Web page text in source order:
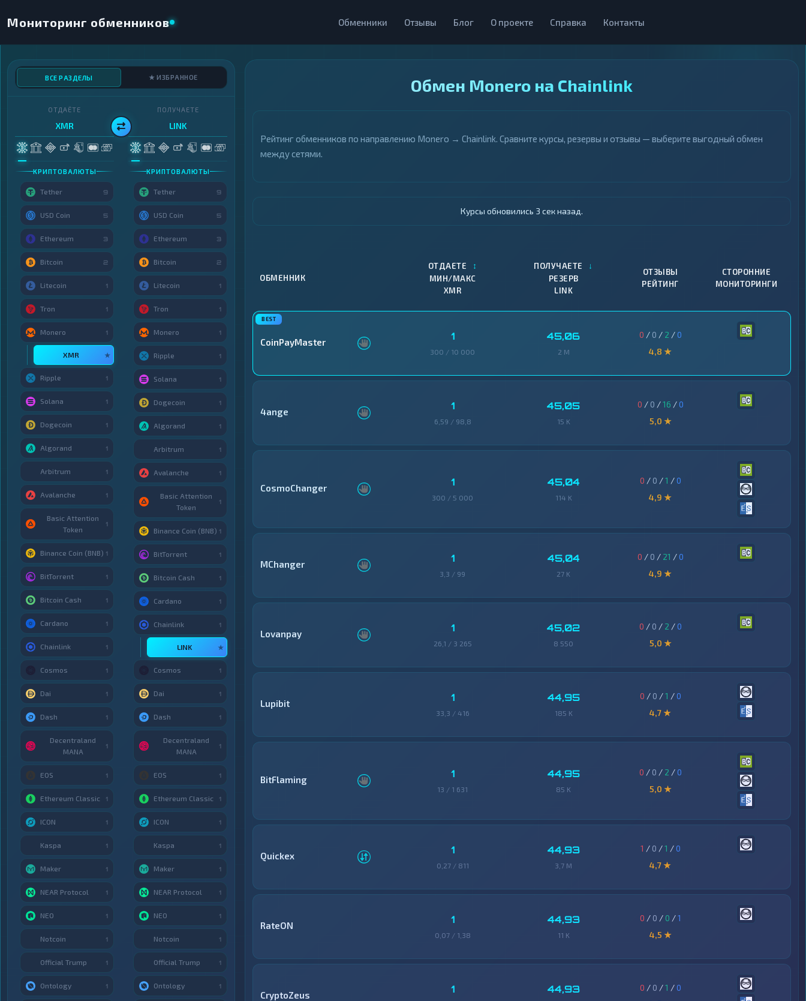
Мониторинг обменников Обменники Отзывы Блог О проекте Справка Контакты
Обмен Monero на Chainlink
Рейтинг обменников по направлению Monero → Chainlink. Сравните курсы, резервы и отзывы — выберите выгодный обмен
между сетями.
Курсы обновились 4 сек назад.
ОБМЕННИК
ОТДАЕТЕ ↕
МИН/МАКС
XMR
ПОЛУЧАЕТЕ ↓
РЕЗЕРВ
LINK
ОТЗЫВЫ
РЕЙТИНГ
СТОРОННИЕ
МОНИТОРИНГИ
CoinPayMaster 1
300 / 10 000
45,06
2 M
0 / 0 / 2 /0
4,8 ★
4ange 1
6,59 / 98,8
45,05
15 K
0 / 0 /16 /0
5,0 ★
CosmoChanger 1
300 / 5 000
45,04
114 K
0 / 0 /1 /0
4,9 ★
MChanger 1
3,3 / 99
45,04
27 K
0 / 0 / 21 /0
4,9 ★
Lovanpay 1
26,1 / 3 265
45,02
8 550
0 / 0 / 2 /0
5,0 ★
Lupibit 1
33,3 / 416
44,95
185 K
0 / 0 /1 /0
4,7 ★
BitFlaming 1
13 / 1 631
44,95
85 K
0 / 0 / 2 /0
5,0 ★
Quickex 1
0,27 / 811
44,93
3,7 M
1 / 0 /1 /0
4,7 ★
RateON 1
0,07 / 1,38
44,93
11 K
0 / 0 / 0 /1
4,5 ★
CryptoZeus 1 44,93 0 / 0 /1 /0
ВСЕ РАЗДЕЛЫ ★ ИЗБРАННОЕ
ОТДАЁТЕ
XMR
КРИПТОВАЛЮТЫ
Tether 9
USD Coin 5
Ethereum 3
Bitcoin 2
Litecoin 1
Tron 1
Monero 1
XMR ★
Ripple 1
Solana 1
Dogecoin 1
Algorand 1
Arbitrum 1
Avalanche 1
Basic Attention
Token
1
Binance Coin (BNB) 1
BitTorrent 1
Bitcoin Cash 1
Cardano 1
Chainlink 1
Cosmos 1
Dai 1
Dash 1
Decentraland
MANA
1
EOS 1
Ethereum Classic 1
ICON 1
Kaspa 1
Maker 1
NEAR Protocol 1
NEO 1
Notcoin 1
Official Trump 1
Ontology 1
ПОЛУЧАЕТЕ
LINK
КРИПТОВАЛЮТЫ
Tether 9
USD Coin 5
Ethereum 3
Bitcoin 2
Litecoin 1
Tron 1
Monero 1
Ripple 1
Solana 1
Dogecoin 1
Algorand 1
Arbitrum 1
Avalanche 1
Basic Attention
Token
1
Binance Coin (BNB) 1
BitTorrent 1
Bitcoin Cash 1
Cardano 1
Chainlink 1
LINK ★
Cosmos 1
Dai 1
Dash 1
Decentraland
MANA
1
EOS 1
Ethereum Classic 1
ICON 1
Kaspa 1
Maker 1
NEAR Protocol 1
NEO 1
Notcoin 1
Official Trump 1
Ontology 1